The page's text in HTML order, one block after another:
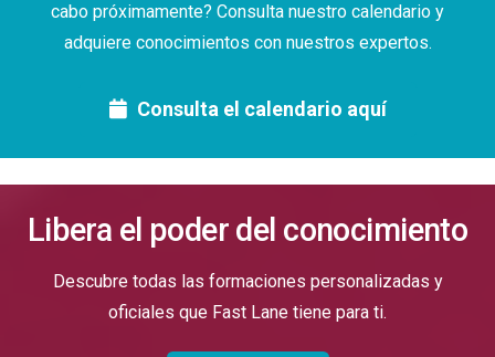
cabo próximamente? Consulta nuestro calendario y
adquiere conocimientos con nuestros expertos.
Consulta el calendario aquí
Libera el poder del conocimiento
Descubre todas las formaciones personalizadas y
oficiales que Fast Lane tiene para ti.